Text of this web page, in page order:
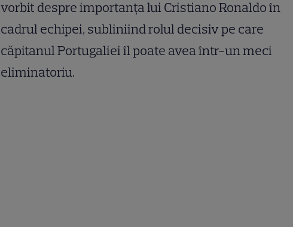
vorbit despre importanța lui Cristiano Ronaldo în
cadrul echipei, subliniind rolul decisiv pe care
căpitanul Portugaliei îl poate avea într-un meci
eliminatoriu.